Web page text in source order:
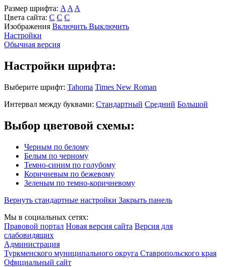
Размер шрифта: A A A
Цвета сайта: С С С
Изображения Включить Выключить
Настройки
Обычная версия
Настройки шрифта:
Выберите шрифт: Tahoma Times New Roman
Интервал между буквами: Стандартный Средний Большой
Выбор цветовой схемы:
Черным по белому
Белым по черному
Темно-синим по голубому
Коричневым по бежевому
Зеленым по темно-коричневому
Вернуть стандартные настройки Закрыть панель
Мы в социальных сетях:
Правовой портал Новая версия сайта Версия для
слабовидящих
Администрация
Туркменского муниципального округа Ставропольского края
Официальный сайт